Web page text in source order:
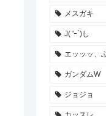
メスガキ
J( 'ｰ`)し
エッッッ、
ガンダムW
ジョジョ